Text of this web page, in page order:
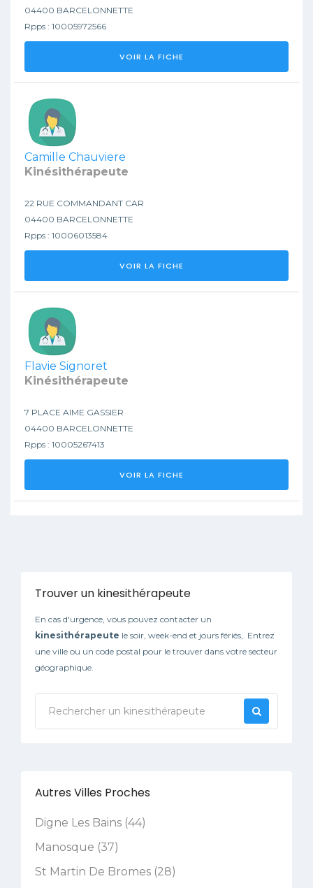
04400 BARCELONNETTE
Rpps : 10005972566
VOIR LA FICHE
Camille Chauviere
Kinésithérapeute
22 RUE COMMANDANT CAR
04400 BARCELONNETTE
Rpps : 10006013584
VOIR LA FICHE
Flavie Signoret
Kinésithérapeute
7 PLACE AIME GASSIER
04400 BARCELONNETTE
Rpps : 10005267413
VOIR LA FICHE
Trouver un kinesithérapeute
En cas d'urgence, vous pouvez contacter un
kinesithérapeute le soir, week-end et jours fériés,. Entrez
une ville ou un code postal pour le trouver dans votre secteur
géographique.
Autres Villes Proches
Digne Les Bains (44)
Manosque (37)
St Martin De Bromes (28)